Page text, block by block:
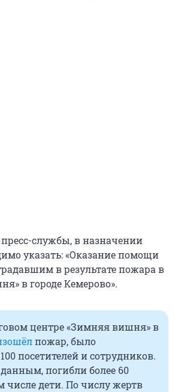
службы, в назначении
указать: «Оказание помощи
в результате пожара в
в городе Кемерово».
центре «Зимняя вишня» в
пожар, было
посетителей и сотрудников.
погибли более 60
числе дети. По числу жертв